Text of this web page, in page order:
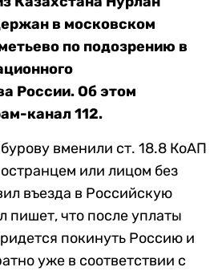
в московском
по подозрению в
России. Об этом
канал 112.
вменили ст. 18.8 КоАП
или лицом без
въезда в Российскую
что после уплаты
покинуть Россию и
уже в соответствии с